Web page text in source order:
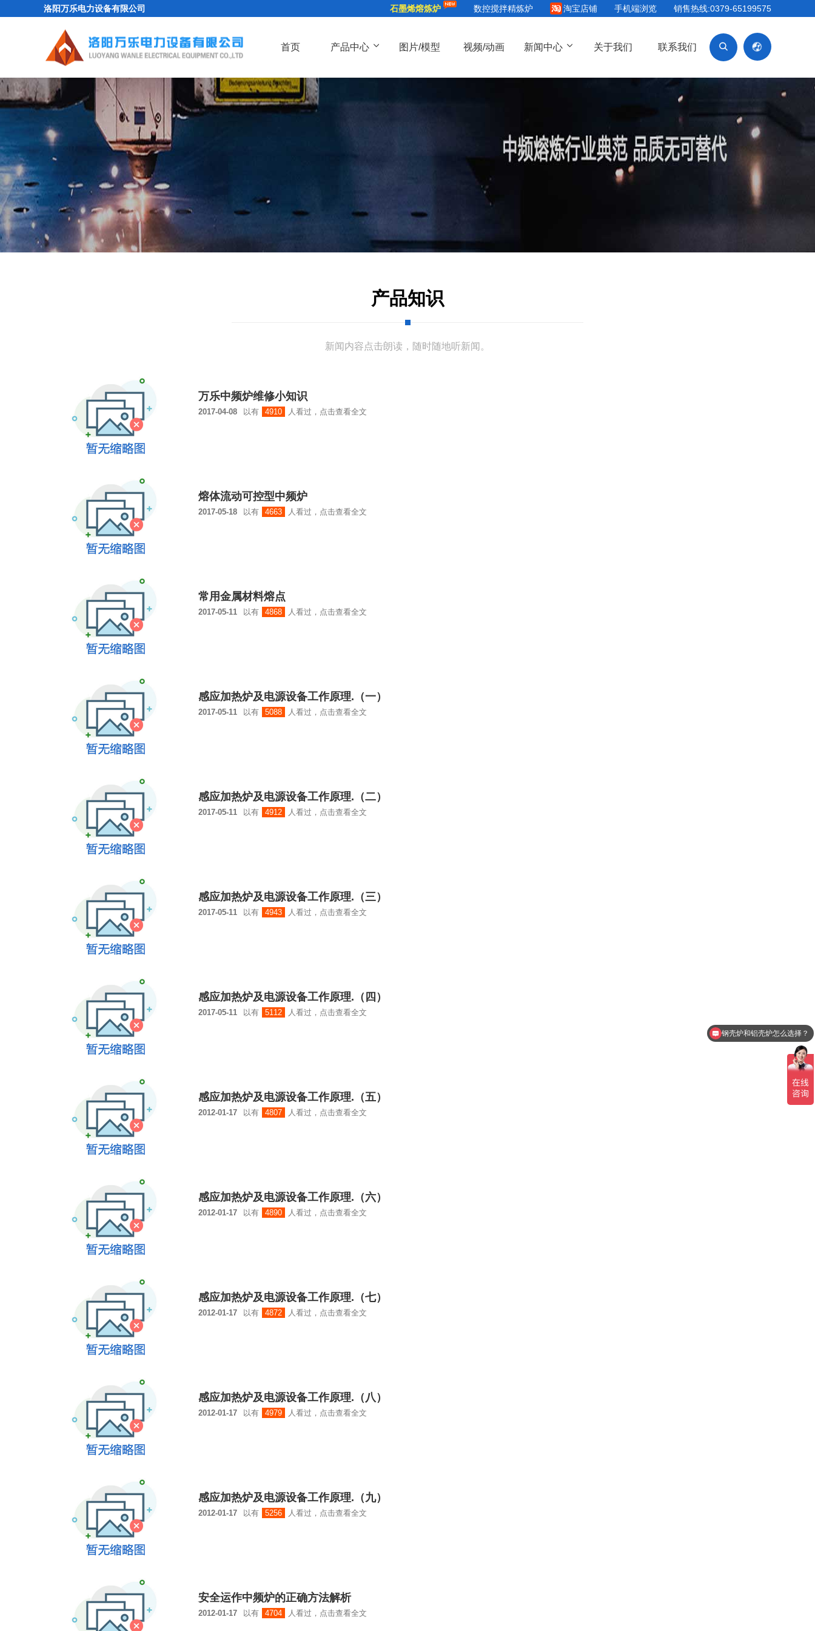
洛阳万乐电力设备有限公司 石墨烯熔炼炉 数控搅拌精炼炉 淘宝店铺 手机端浏览 销售热线:0379-65199575
󦂺

首页 产品中心  图片/模型 视频/动画 新闻中心  关于我们 联系我们
产品知识
新闻内容点击朗读，随时随地听新闻。
万乐中频炉维修小知识
2017-04-08 以有 4910 人看过，点击查看全文
熔体流动可控型中频炉
2017-05-18 以有 4663 人看过，点击查看全文
常用金属材料熔点
2017-05-11 以有 4868 人看过，点击查看全文
感应加热炉及电源设备工作原理.（一）
2017-05-11 以有 5088 人看过，点击查看全文
感应加热炉及电源设备工作原理.（二）
2017-05-11 以有 4912 人看过，点击查看全文
感应加热炉及电源设备工作原理.（三）
2017-05-11 以有 4943 人看过，点击查看全文
感应加热炉及电源设备工作原理.（四）
2017-05-11 以有 5112 人看过，点击查看全文
感应加热炉及电源设备工作原理.（五）
2012-01-17 以有 4807 人看过，点击查看全文
感应加热炉及电源设备工作原理.（六）
2012-01-17 以有 4890 人看过，点击查看全文
感应加热炉及电源设备工作原理.（七）
2012-01-17 以有 4872 人看过，点击查看全文
感应加热炉及电源设备工作原理.（八）
2012-01-17 以有 4979 人看过，点击查看全文
感应加热炉及电源设备工作原理.（九）
2012-01-17 以有 5256 人看过，点击查看全文
安全运作中频炉的正确方法解析
2012-01-17 以有 4704 人看过，点击查看全文
设备推荐及建议